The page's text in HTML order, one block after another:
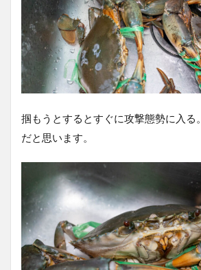
掴もうとするとすぐに攻撃態勢に入る
だと思います。